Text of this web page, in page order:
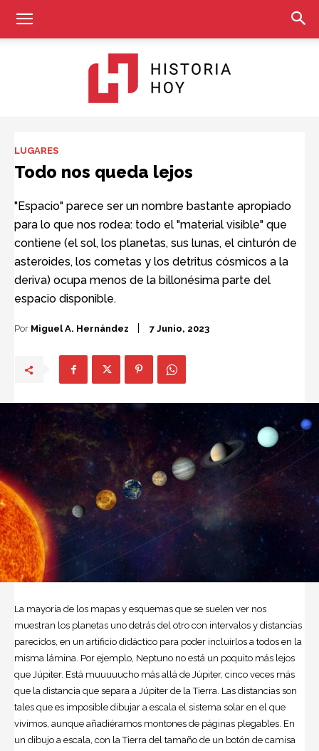
Hoy
LUGARES
Todo nos queda lejos
"Espacio" parece ser un nombre bastante apropiado
para lo que nos rodea: todo el "material visible" que
contiene (el sol, los planetas, sus lunas, el cinturón de
asteroides, los cometas y los detritus cósmicos a la
deriva) ocupa menos de la billonésima parte del
espacio disponible.
Por Miguel A. Hernández 7 Junio, 2023
La mayoría de los mapas y esquemas que se suelen ver nos
muestran los planetas uno detrás del otro con intervalos y distancias
parecidos, en un artificio didáctico para poder incluirlos a todos en la
misma lámina. Por ejemplo, Neptuno no está un poquito más lejos
que Júpiter. Está muuuuucho más allá de Júpiter, cinco veces más
que la distancia que separa a Júpiter de la Tierra. Las distancias son
tales que es imposible dibujar a escala el sistema solar en el que
vivimos, aunque añadiéramos montones de páginas plegables. En
un dibujo a escala, con la Tierra del tamaño de un botón de camisa